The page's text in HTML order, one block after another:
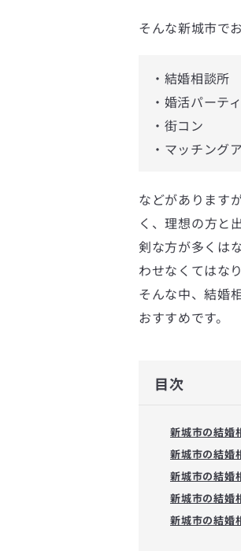
そんな新城市で
・結婚相談所
・婚活パーティ
・街コン
・マッチング
などがあります
く、理想の方と
剣な方が多くは
わせなくてはな
そんな中、結婚
おすすめです。
目次
新城市の結婚
新城市の結婚
新城市の結婚
新城市の結婚
新城市の結婚